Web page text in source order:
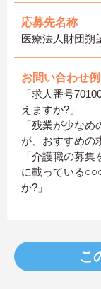
応募先名称
医療法人財団
お問い合わせ例
「求人番号
えますか?」
「残業が少な
が、おすすめの
「介護職の募
に載っている
か?」
こ